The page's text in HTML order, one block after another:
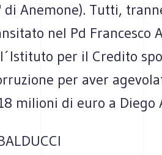
Anemone). Tutti,
nel Pd Francesco
per il Credito
per aver
milioni di euro a Diego